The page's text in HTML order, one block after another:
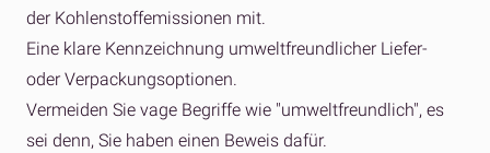
der Kohlenstoffemissionen mit.
Eine klare Kennzeichnung umweltfreundlicher Liefer-
oder Verpackungsoptionen.
Vermeiden Sie vage Begriffe wie "umweltfreundlich", es
sei denn, Sie haben einen Beweis dafür.